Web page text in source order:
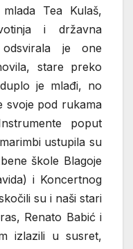
Tea Kulaš,
i državna
je one
stare preko
je mlađi, no
svoje pod rukama
poput
ustupila su
škole Blagoje
i Koncertnog
su i naši stari
Renato Babić i
izlazili u susret,